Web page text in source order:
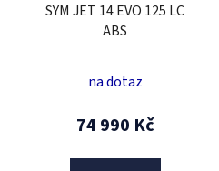
SYM JET 14 EVO 125 LC
ABS
na dotaz
74 990 Kč